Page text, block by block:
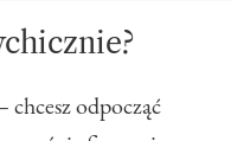
chcesz odpocząć